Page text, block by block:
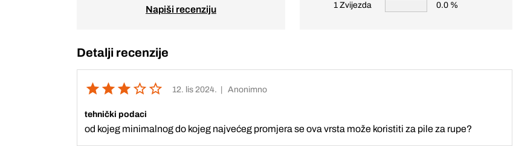
Napiši recenziju
1 Zvijezda
0.0 %
Detalji recenzije
12. lis 2024. | Anonimno
tehnički podaci
od kojeg minimalnog do kojeg najvećeg promjera se ova vrsta može koristiti za pile za rupe?